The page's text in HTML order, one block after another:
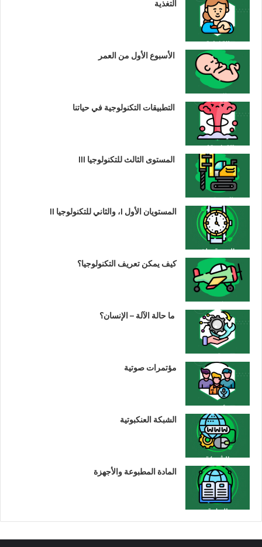
التغذية
الأسبوع الأول من العمر
التطبيقات التكنولوجية في حياتنا
المستوى الثالث للتكنولوجيا III
المستويان الأول I، والثاني للتكنولوجيا II
كيف يمكن تعريف التكنولوجيا؟
ما حالة الآلة – الإنسان؟
مؤتمرات صوتية
الشبكة العنكبوتية
المادة المطبوعة والأجهزة